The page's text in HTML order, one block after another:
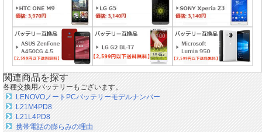
関連商品を探す
各種交換用バッテリーもございます。
LENOVOノートPCバッテリーモデルナンバー
L21M4PD8
L21L4PD8
携帯電話の膨らみの理由